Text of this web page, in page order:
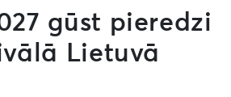
gūst pieredzi
Lietuvā